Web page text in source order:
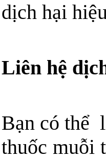
dịch hại
Liên hệ
Bạn có thể
thuốc muỗi